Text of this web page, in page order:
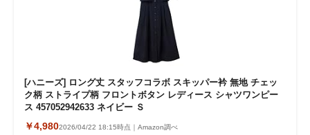
[ハニーズ] ロング丈 スタッフコラボ スキッパー衿 無地 チェッ
ク柄 ストライプ柄 フロントボタン レディース シャツワンピー
ス 457052942633 ネイビー Ｓ
￥4,9802026/04/22 18:15時点｜Amazon調べ